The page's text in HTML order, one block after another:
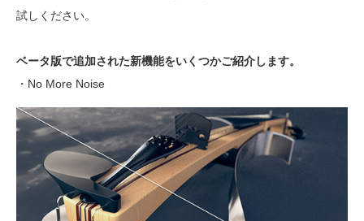
試しください。
ベータ版で追加された新機能をいくつかご紹介します。
・No More Noise